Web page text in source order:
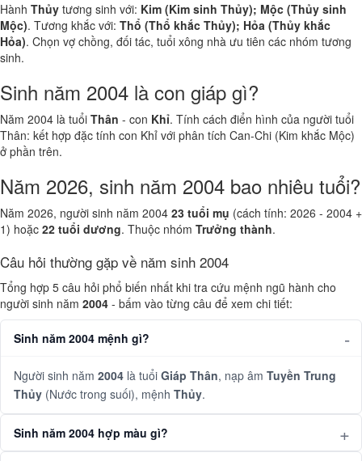
Hành Thủy tương sinh với: Kim (Kim sinh Thủy); Mộc (Thủy sinh
Mộc). Tương khắc với: Thổ (Thổ khắc Thủy); Hỏa (Thủy khắc
Hỏa). Chọn vợ chồng, đối tác, tuổi xông nhà ưu tiên các nhóm tương
sinh.
Sinh năm 2004 là con giáp gì?
Năm 2004 là tuổi Thân - con Khỉ. Tính cách điển hình của người tuổi
Thân: kết hợp đặc tính con Khỉ với phân tích Can-Chi (Kim khắc Mộc)
ở phần trên.
Năm 2026, sinh năm 2004 bao nhiêu tuổi?
Năm 2026, người sinh năm 2004 23 tuổi mụ (cách tính: 2026 - 2004 +
1) hoặc 22 tuổi dương. Thuộc nhóm Trưởng thành.
Câu hỏi thường gặp về năm sinh 2004
Tổng hợp 5 câu hỏi phổ biến nhất khi tra cứu mệnh ngũ hành cho
người sinh năm 2004 - bấm vào từng câu để xem chi tiết:
Sinh năm 2004 mệnh gì?
Người sinh năm 2004 là tuổi Giáp Thân, nạp âm Tuyền Trung
Thủy (Nước trong suối), mệnh Thủy.
Sinh năm 2004 hợp màu gì?